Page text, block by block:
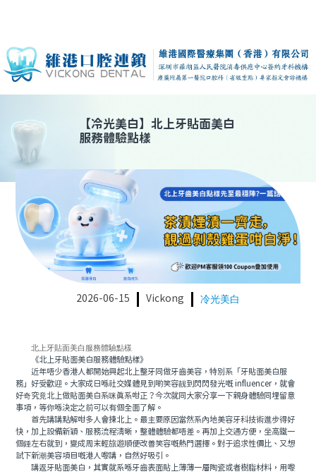
【冷光美白】 北上牙貼面美白
服務體驗點樣
2026-06-15 Vickong 冷光美白
北上牙貼面美白服務體驗點樣
《北上牙貼面美白服務體驗點樣》
近年唔少香港人都開始興起北上整牙同做牙齒美容，特別系「牙貼面美白服
務」好受歡迎。大家成日喺社交媒體見到啲笑容靓到閃閃發光嘅 influencer，就會
好奇究竟北上做貼面美白系咪真系咁正？今次就同大家分享一下親身體驗同埋留意
事項，等你喺決定之前可以有個全面了解。
首先講講點解咁多人會揀北上。最主要原因當然系內地美容牙科技術進步得好
快，加上設備新穎、服務流程清晰，整體體驗都唔差。再加上交通方便，坐高鐵一
個鍾左右就到，變成周末輕旅遊順便改善笑容嘅熱門選擇。對于追求性價比、又想
試下新潮美容項目嘅港人嚟講，自然好吸引。
講返牙貼面美白，其實就系喺牙齒表面貼上薄薄一層陶瓷或者樹脂材料，用嚟